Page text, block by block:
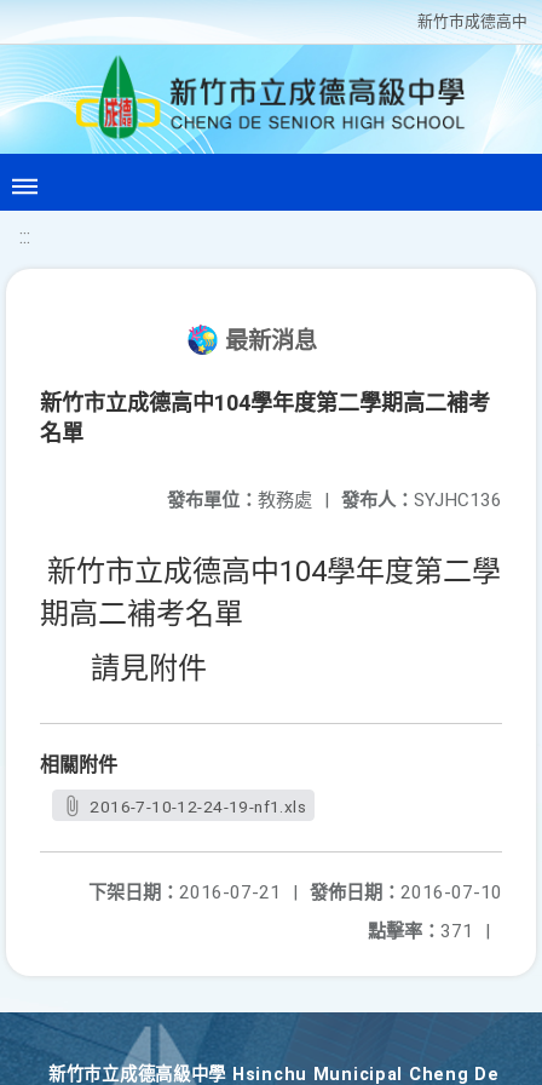
新竹巿成德高中
:::
最新消息
新竹市立成德高中104學年度第二學期高二補考
名單
發布人： SYJHC136
發布單位： 教務處 |
新竹市立成德高中104學年度第二學
期高二補考名單
請見附件
相關附件
2016-7-10-12-24-19-nf1.xls
發佈日期： 2016-07-10
下架日期： 2016-07-21
|
點擊率： 371 |
新竹巿立成德高級中學 Hsinchu Municipal Cheng De